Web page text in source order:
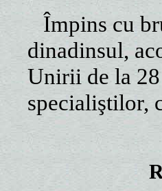
Împins cu
dinadinsul,
Unirii de la
specialiştilor,